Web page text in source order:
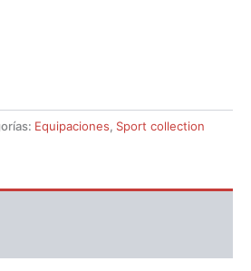
Equipaciones, Sport collection